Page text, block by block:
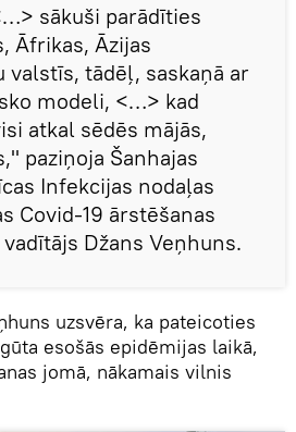
sākuši parādīties
Āfrikas, Āzijas
valstīs, tādēļ, saskaņā ar
modeli, <…> kad
atkal sēdēs mājās,
paziņoja Šanhajas
Infekcijas nodaļas
Covid-19 ārstēšanas
Džans Veņhuns.
uzsvēra, ka pateicoties
esošās epidēmijas laikā,
jomā, nākamais vilnis